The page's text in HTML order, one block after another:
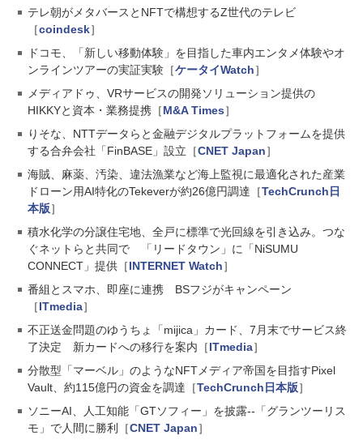
テレ朝がメタバースとNFTで構想するZ世代のテレビ
［coindesk］
ドコモ、「新しい移動体験」を目指した車内エンタメ体験やオ
ンラインツアーの実証実験［ケータイWatch］
メディアドゥ、VRサービスの開発ソリューション提供の
HIKKYと資本・業務提携［M&A Times］
りそな、NTTデータらと金融デジタルプラットフォームを提供
する合弁会社「FinBASE」設立［CNET Japan］
海賊、麻薬、汚染、違法漁業など海上監視に最適化された産業
ドローン用AI特化のTekeverが約26億円調達［TechCrunch日
本版］
積水化学の分譲住宅地、全戸に標準で光回線を引き込み。つな
ぐネットらと共同で 「リードタウン」に「NiSUMU
CONNECT」提供［INTERNET Watch］
番組とスマホ、即座に連携 BSフジがキャンペーン
［ITmedia］
不正送金問題のゆうちょ「mijica」カード、7月末でサービス終
了決定 新カードへの移行を案内［ITmedia］
分散型「マーベル」のようなNFTメディア帝国を目指すPixel
Vault、約115億円の資金を調達［TechCrunch日本版］
ソニーAI、人工知能「GTソフィー」を披露--「グランツーリス
モ」で人間に勝利［CNET Japan］